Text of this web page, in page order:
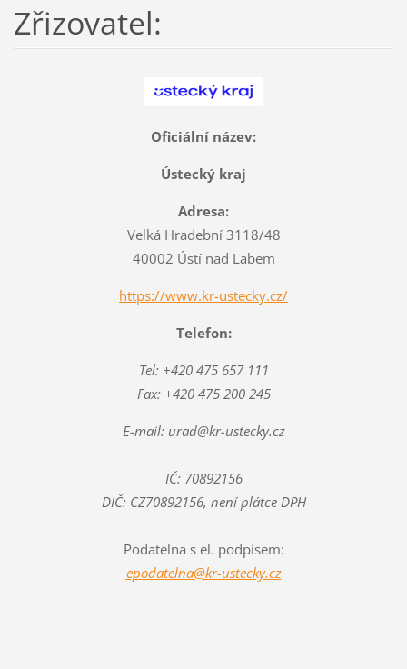
Zřizovatel:
Oficiální název:
Ústecký kraj
Adresa:
Velká Hradební 3118/48
40002 Ústí nad Labem
https://www.kr-ustecky.cz/
Telefon:
Tel: +420 475 657 111
Fax: +420 475 200 245
E-mail: urad@kr-ustecky.cz
IČ: 70892156
DIČ: CZ70892156, není plátce DPH
Podatelna s el. podpisem:
epodatelna@kr-ustecky.cz